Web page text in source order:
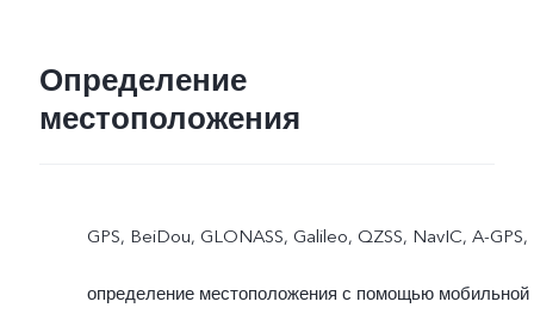
Определение
местоположения
GPS, BeiDou, GLONASS, Galileo, QZSS, NavIC, A-GPS,
определение местоположения с помощью мобильной